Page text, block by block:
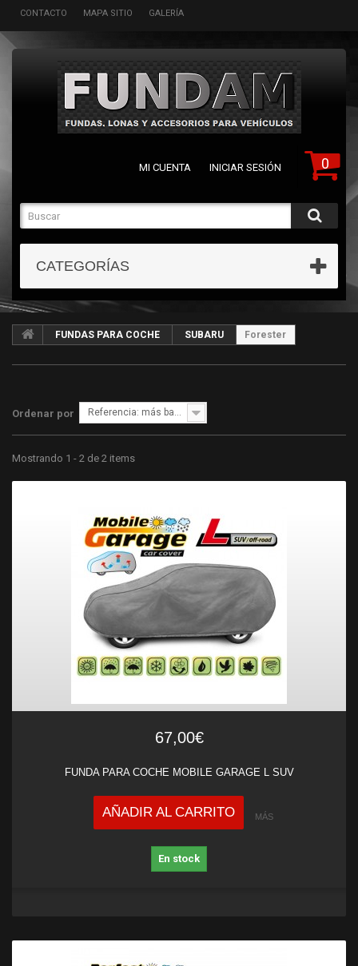
CONTACTO MAPA SITIO GALERÍA
0
MI CUENTA INICIAR SESIÓN
CATEGORÍAS
FUNDAS PARA COCHE SUBARU Forester
Ordenar por Referencia: más bajo primero
Mostrando 1 - 2 de 2 items
67,00€
FUNDA PARA COCHE MOBILE GARAGE L SUV
AÑADIR AL CARRITO MÁS
En stock